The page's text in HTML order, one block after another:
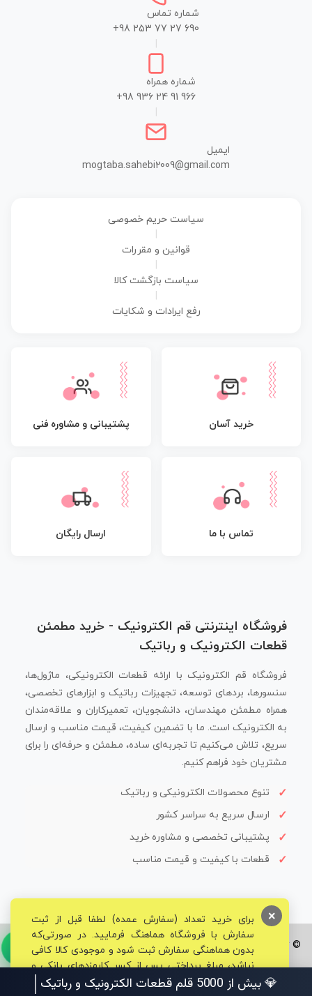
شماره تماس
+98 253 77 27 690
شماره همراه
+98 936 24 91 966
ایمیل
mogtaba.sahebi2009@gmail.com
سیاست حریم خصوصی
قوانین و مقررات
سیاست بازگشت کالا
رفع ایرادات و شکایات
خرید آسان پشتیبانی و مشاوره فنی
تماس با ما ارسال رایگان
فروشگاه اینترنتی قم الکترونیک - خرید مطمئن
قطعات الکترونیک و رباتیک
فروشگاه قم الکترونیک با ارائه قطعات الکترونیکی، ماژول‌ها،
سنسورها، بردهای توسعه، تجهیزات رباتیک و ابزارهای تخصصی،
همراه مطمئن مهندسان، دانشجویان، تعمیرکاران و علاقه‌مندان
به الکترونیک است. ما با تضمین کیفیت، قیمت مناسب و ارسال
سریع، تلاش می‌کنیم تا تجربه‌ای ساده، مطمئن و حرفه‌ای را برای
مشتریان خود فراهم کنیم.
تنوع محصولات الکترونیکی و رباتیک
ارسال سریع به سراسر کشور
پشتیبانی تخصصی و مشاوره خرید
قطعات با کیفیت و قیمت مناسب
© تمامی حقوق برای فروشگاه تخصصی قم الکترونیک محفوظ می‌باشد.
برای خرید تعداد (سفارش عمده) لطفا قبل از ثبت
سفارش با فروشگاه هماهنگ فرمایید. در صورتی‌که
بدون هماهنگی سفارش ثبت شود و موجودی کالا کافی
نباشد، مبلغ پرداختی پس از کسر کارمزدهای بانکی و
مالیاتی به حساب شما بازگشت داده خواهد شد.
×
💎 بیش از 5000 قلم قطعات الکترونیک و رباتیک